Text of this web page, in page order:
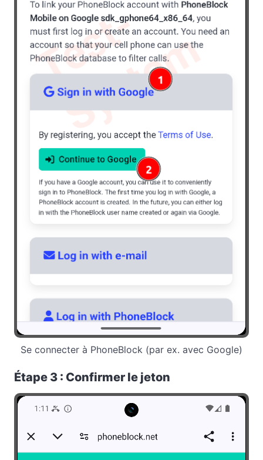
Se connecter à PhoneBlock (par ex. avec Google)
Étape 3 : Confirmer le jeton